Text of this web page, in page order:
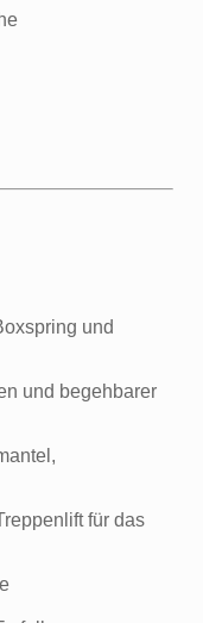
und
und begehbarer
für das